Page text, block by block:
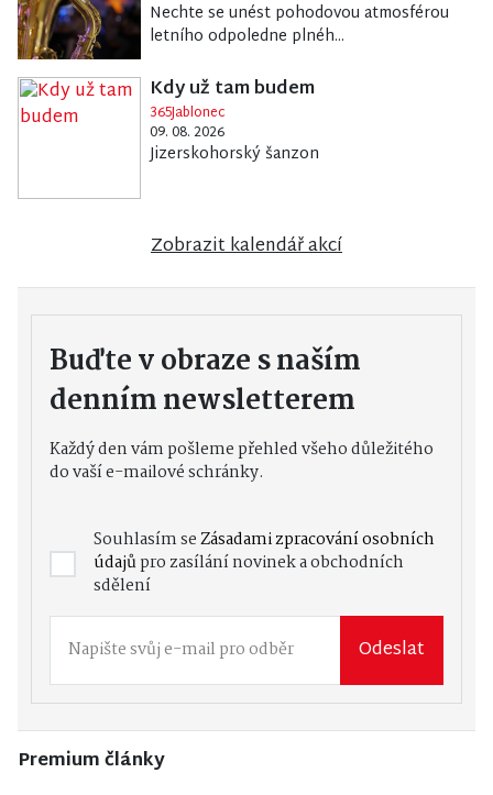
Nechte se unést pohodovou atmosférou
letního odpoledne plnéh...
Kdy už tam budem
365Jablonec
09. 08. 2026
Jizerskohorský šanzon
Zobrazit kalendář akcí
Buďte v obraze s naším
denním newsletterem
Každý den vám pošleme přehled všeho důležitého
do vaší e-mailové schránky.
Souhlasím seZásadami zpracování osobních
údajůpro zasílání novinek a obchodních
sdělení
Odeslat
Premium články